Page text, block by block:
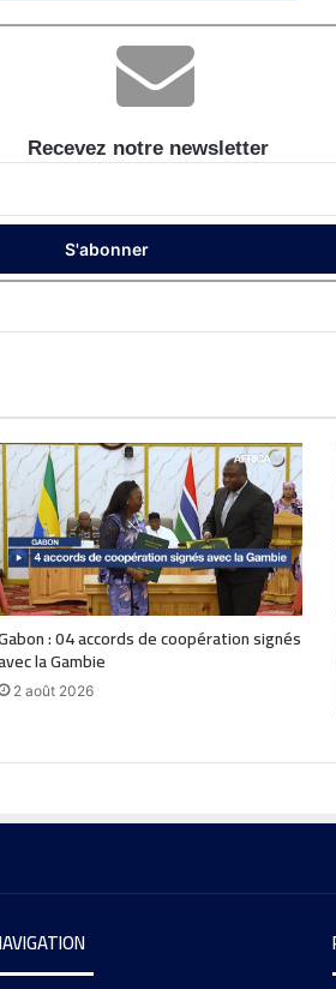
Recevez notre newsletter
: 04 accords de coopération signés
la Gambie
2 août 2026